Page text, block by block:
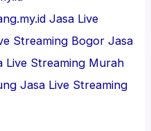
Jasa Live
Streaming Bogor Jasa
Live Streaming Murah
Jasa Live Streaming